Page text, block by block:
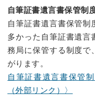
自筆証書遺言書保管制
自筆証書遺言書保管制
多かった自筆証書遺言
務局に保管する制度で
がります。
自筆証書遺言書保管
（外部リンク）〉